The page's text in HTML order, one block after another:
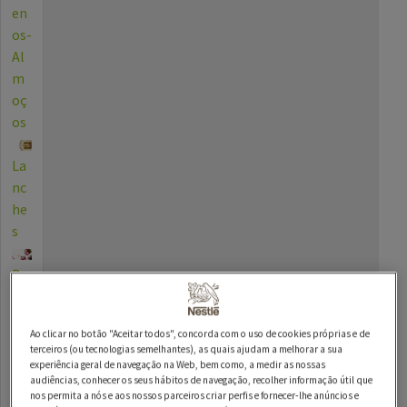
en
os-
Al
m
oç
os
La
nc
he
s
Be
Die
tas
Ao clicar no botão "Aceitar todos", concorda com o uso de cookies próprias e de
terceiros (ou tecnologias semelhantes), as quais ajudam a melhorar a sua
experiência geral de navegação na Web, bem como, a medir as nossas
audiências, conhecer os seus hábitos de navegação, recolher informação útil que
nos permita a nós e aos nossos parceiros criar perfis e fornecer-lhe anúncios e